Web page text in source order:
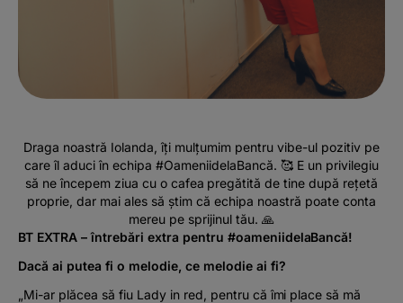
Draga noastră Iolanda, îți mulțumim pentru vibe-ul pozitiv pe
care îl aduci în echipa #OameniidelaBancă. 🥰 E un privilegiu
să ne începem ziua cu o cafea pregătită de tine după rețetă
proprie, dar mai ales să știm că echipa noastră poate conta
mereu pe sprijinul tău. 🙏
BT EXTRA – întrebări extra pentru #oameniidelaBancă!
Dacă ai putea fi o melodie, ce melodie ai fi?
„Mi-ar plăcea să fiu Lady in red, pentru că îmi place să mă